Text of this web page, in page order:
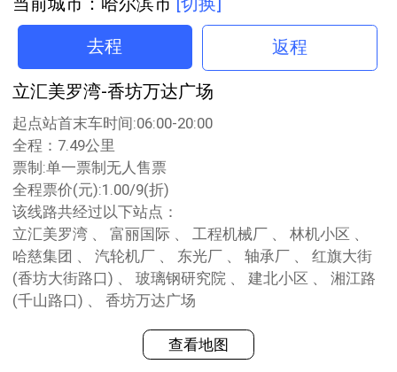
去程 返程
立汇美罗湾-香坊万达广场
起点站首末车时间:06:00-20:00
全程：7.49公里
票制:单一票制无人售票
全程票价(元):1.00/9(折)
该线路共经过以下站点：
立汇美罗湾 、 富丽国际 、 工程机械厂 、 林机小区 、
哈慈集团 、 汽轮机厂 、 东光厂 、 轴承厂 、 红旗大街
(香坊大街路口) 、 玻璃钢研究院 、 建北小区 、 湘江路
(千山路口) 、 香坊万达广场
查看地图